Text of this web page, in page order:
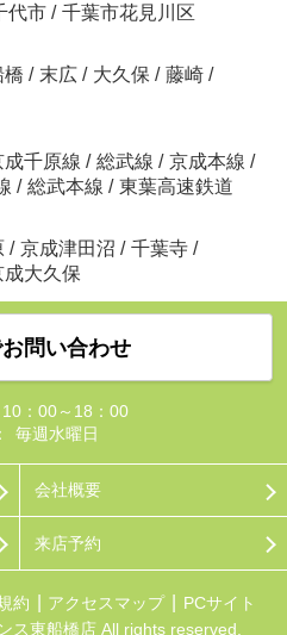
代市 / 千葉市花見川区
橋 / 末広 / 大久保 / 藤崎 /
成千原線 / 総武線 / 京成本線 /
/ 総武本線 / 東葉高速鉄道
/ 京成津田沼 / 千葉寺 /
成大久保
問い合わせ
10：00～18：00
毎週水曜日
会社概要
来店予約
約 アクセスマップ
PCサイト
ス東船橋店 All rights reserved.